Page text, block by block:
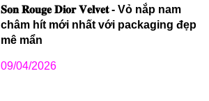
𝐒𝐨𝐧 𝐑𝐨𝐮𝐠𝐞 𝐃𝐢𝐨𝐫 𝐕𝐞𝐥𝐯𝐞𝐭 - Vỏ nắp nam
châm hít mới nhất với packaging đẹp
mê mẩn
09/04/2026